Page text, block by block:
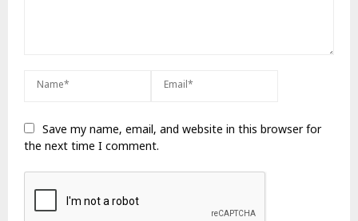
Save my name, email, and website in this browser for
the next time I comment.